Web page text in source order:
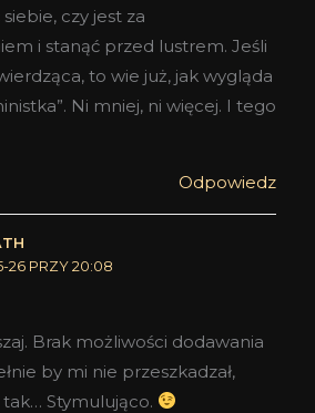
czy jest za
i stanąć przed lustrem. Jeśli
to wie już, jak wygląda
Ni mniej, ni więcej. I tego
Odpowiedz
26 PRZY 20:08
Brak możliwości dodawania
by mi nie przeszkadzał,
tak… Stymulująco.